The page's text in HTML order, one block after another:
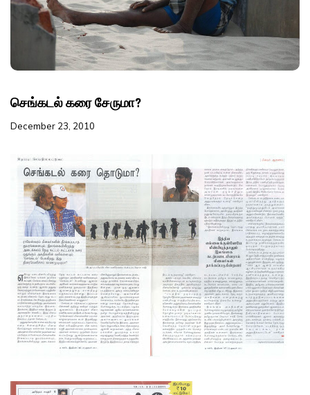
செங்கடல் கரை சேருமா?
December 23, 2010